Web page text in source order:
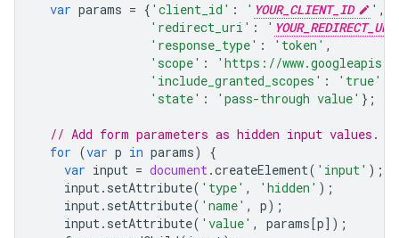
var params = { 'client_id' : ' YOUR_CLIENT_ID ' ,
'redirect_uri' : ' YOUR_REDIRECT_URI
'response_type' : 'token' ,
'scope' :
'https://
'include_granted_scopes' : 'true'
'state' : 'pass-through value' };
// Add form parameters as hidden input values.
for (var p in params)
{
var input = document.createElement( 'input' );
input. setAttribute( 'type' , 'hidden' );
input. setAttribute( 'name' , p);
input. setAttribute( 'value' , params[p]);